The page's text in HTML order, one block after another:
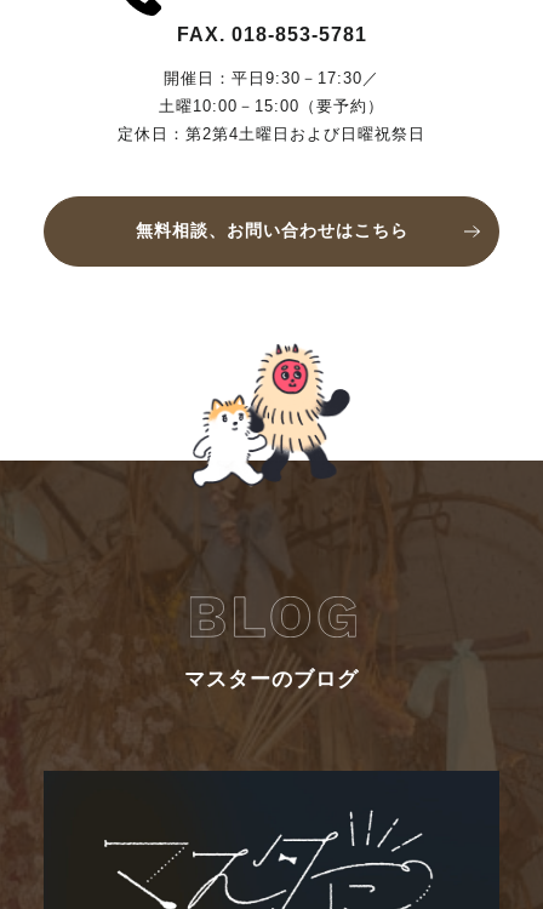
FAX. 018-853-5781
開催日：平日9:30－17:30／
土曜10:00－15:00（要予約）
定休日：第2第4土曜日および日曜祝祭日
無料相談、お問い合わせはこちら
マスターのブログ